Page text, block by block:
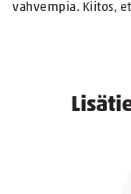
vahvempia. Kiitos,